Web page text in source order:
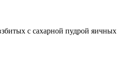
с сахарной пудрой яичных